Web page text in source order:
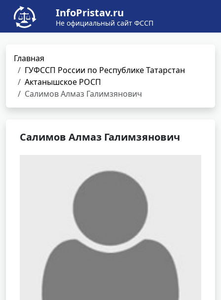
InfoPristav.ru
Не официальный сайт ФССП
Главная
ГУФССП России по Республике Татарстан
Актанышское РОСП
Салимов Алмаз Галимзянович
Салимов Алмаз Галимзянович